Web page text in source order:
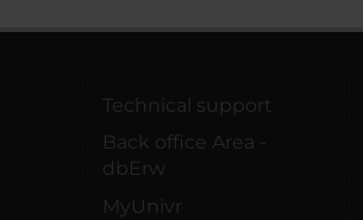
Technical support
Back office Area -
dbErw
MyUnivr